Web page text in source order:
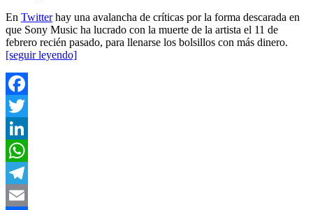
En Twitterhay una avalancha de críticas por la forma descarada en
que Sony Music ha lucrado con la muerte de la artista el 11 de
febrero recién pasado, para llenarse los bolsillos con más dinero.
[seguir leyendo]
Facebook
Twitter
LinkedIn
WhatsApp
Telegram